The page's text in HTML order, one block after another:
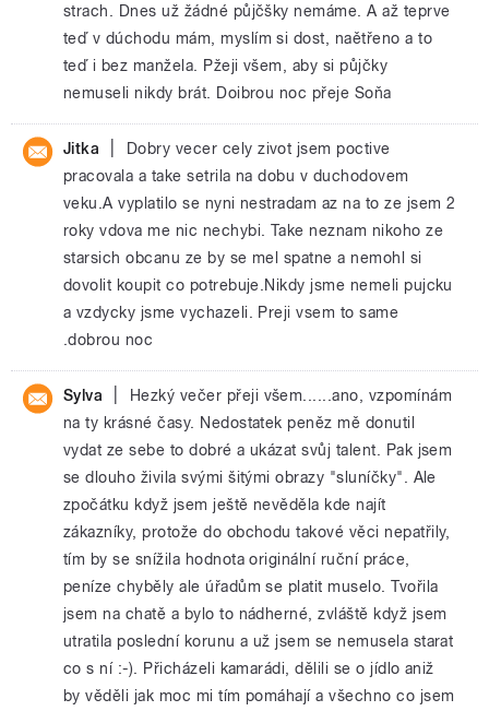
strach. Dnes už žádné půjčšky nemáme. A až teprve
teď v dúchodu mám, myslím si dost, naětřeno a to
teď i bez manžela. Pžeji všem, aby si půjčky
nemuseli nikdy brát. Doibrou noc přeje Soňa
Jitka
Dobry vecer cely zivot jsem poctive
pracovala a take setrila na dobu v duchodovem
veku.A vyplatilo se nyni nestradam az na to ze jsem 2
roky vdova me nic nechybi. Take neznam nikoho ze
starsich obcanu ze by se mel spatne a nemohl si
dovolit koupit co potrebuje.Nikdy jsme nemeli pujcku
a vzdycky jsme vychazeli. Preji vsem to same
.dobrou noc
Sylva
Hezký večer přeji všem......ano, vzpomínám
na ty krásné časy. Nedostatek peněz mě donutil
vydat ze sebe to dobré a ukázat svůj talent. Pak jsem
se dlouho živila svými šitými obrazy "sluníčky". Ale
zpočátku když jsem ještě nevěděla kde najít
zákazníky, protože do obchodu takové věci nepatřily,
tím by se snížila hodnota originální ruční práce,
peníze chyběly ale úřadům se platit muselo. Tvořila
jsem na chatě a bylo to nádherné, zvláště když jsem
utratila poslední korunu a už jsem se nemusela starat
co s ní :-). Přicházeli kamarádi, dělili se o jídlo aniž
by věděli jak moc mi tím pomáhají a všechno co jsem